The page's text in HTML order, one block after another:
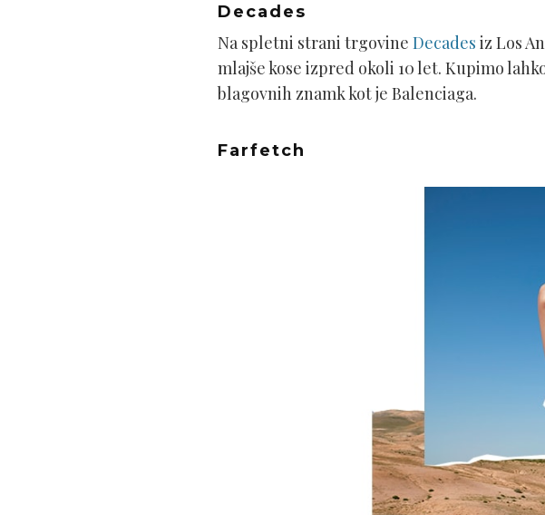
Decades
Na spletni strani trgovine Decades iz Los
mlajše kose izpred okoli 10 let. Kupimo
blagovnih znamk kot je Balenciaga.
Farfetch